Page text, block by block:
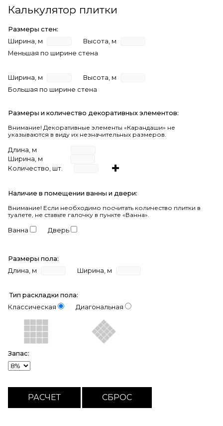
Калькулятор плитки
Размеры стен:
Ширина, м
Высота, м
Меньшая по ширине стена
Ширина, м
Высота, м
Большая по ширине стена
Размеры и количество декоративных элементов:
Внимание! Декоративные элементы «Карандаши» не
указываются в виду их незначительных размеров.
Длина, м
Ширина, м
Количество, шт.
Наличие в помещении ванны и двери:
Внимание! Если необходимо посчитать количество плитки в
туалете, не ставьте галочку в пункте «Ванна».
Ванна Дверь
Размеры пола:
Длина, м
Ширина, м
Тип раскладки пола:
Классическая
Диагональная
Запас: